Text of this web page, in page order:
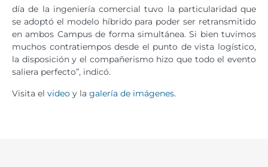
día de la ingeniería comercial tuvo la particularidad que
se adoptó el modelo híbrido para poder ser retransmitido
en ambos Campus de forma simultánea. Si bien tuvimos
muchos contratiempos desde el punto de vista logístico,
la disposición y el compañerismo hizo que todo el evento
saliera perfecto”, indicó.
Visita el video y la galería de imágenes.